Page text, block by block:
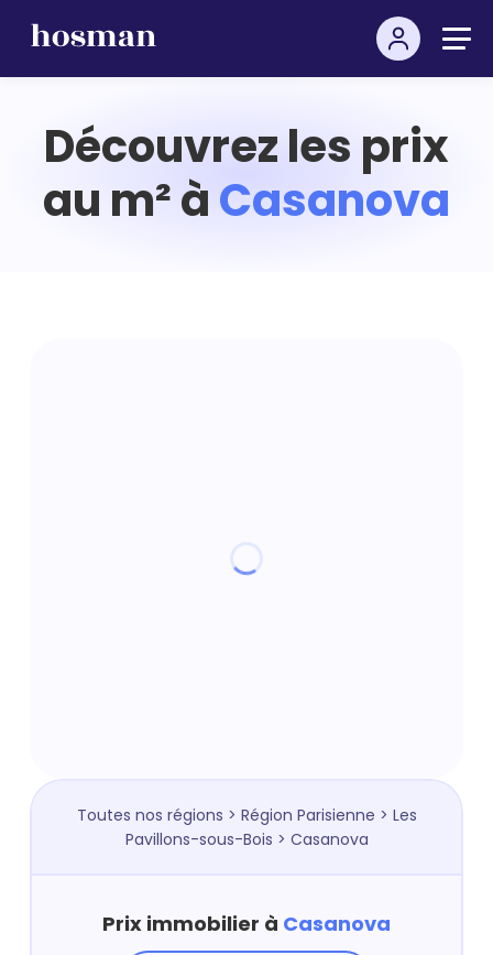
Découvrez les prix
au m² àCasanova
Toutes nos régions > Région Parisienne > Les
Pavillons-sous-Bois > Casanova
Prix immobilier à Casanova